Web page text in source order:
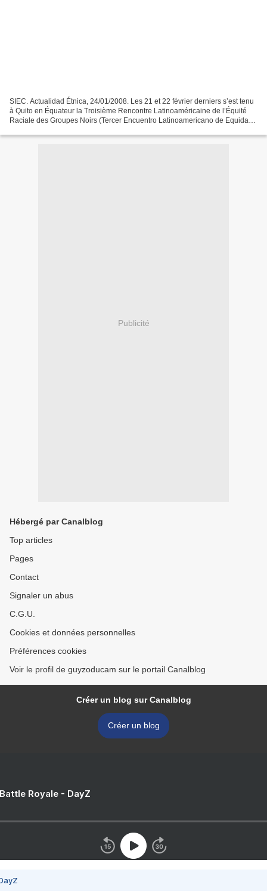
SIEC. Actualidad Étnica, 24/01/2008. Les 21 et 22 février derniers s’est tenu
à Quito en Équateur la Troisième Rencontre Latinoaméricaine de l’Équité
Raciale des Groupes Noirs (Tercer Encuentro Latinoamericano de Equidad
Publicité
Hébergé par Canalblog
Top articles
Pages
Contact
Signaler un abus
C.G.U.
Cookies et données personnelles
Préférences cookies
Voir le profil de guyzoducam sur le portail Canalblog
Créer un blog sur Canalblog
Créer un blog
Royale - DayZ